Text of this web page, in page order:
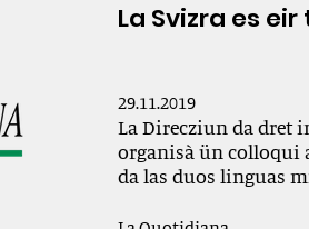
La Svizra es
29.11.2019
La Direcziun da dret
organisà ün colloqui
da las duos linguas